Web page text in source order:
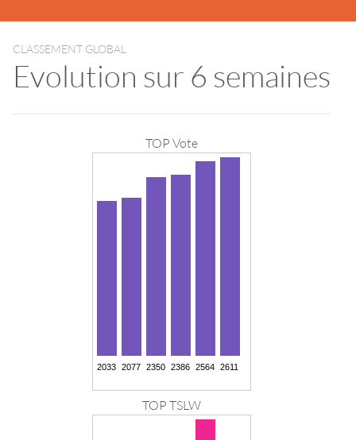
CLASSEMENT GLOBAL
Evolution sur 6 semaines
TOP Vote
TOP TSLW